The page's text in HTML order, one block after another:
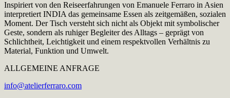
Inspiriert von den Reiseerfahrungen von Emanuele Ferraro in Asien
interpretiert INDIA das gemeinsame Essen als zeitgemäßen, sozialen
Moment. Der Tisch versteht sich nicht als Objekt mit symbolischer
Geste, sondern als ruhiger Begleiter des Alltags – geprägt von
Schlichtheit, Leichtigkeit und einem respektvollen Verhältnis zu
Material, Funktion und Umwelt.
ALLGEMEINE ANFRAGE
info@atelierferraro.com